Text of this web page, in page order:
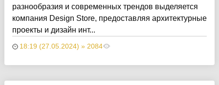
разнообразия и современных трендов выделяется
компания Design Store, предоставляя архитектурные
проекты и дизайн инт...
18:19 (27.05.2024) » 2084